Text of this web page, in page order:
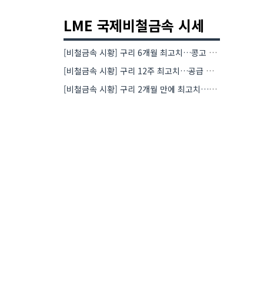
LME 국제비철금속 시세
[비철금속 시황] 구리 6개월 최고치…콩고 수출 규제에 공급 우려 확대
[비철금속 시황] 구리 12주 최고치…공급 부족 우려에 강세
[비철금속 시황] 구리 2개월 만에 최고치…재고 감소에 공급 부족 우려 확대